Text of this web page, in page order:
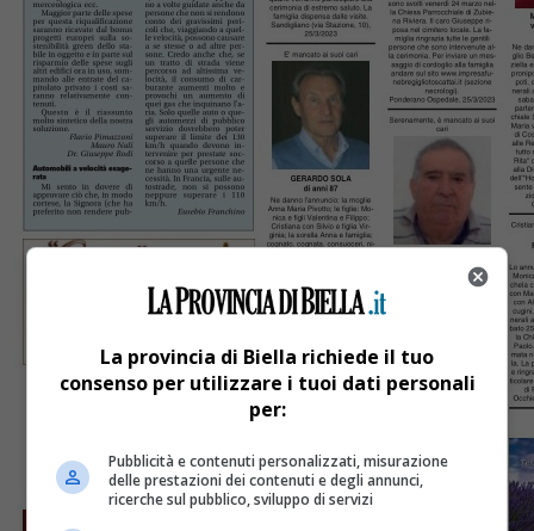
La provincia di Biella richiede il tuo
consenso per utilizzare i tuoi dati personali
per:
Pubblicità e contenuti personalizzati, misurazione
delle prestazioni dei contenuti e degli annunci,
ricerche sul pubblico, sviluppo di servizi